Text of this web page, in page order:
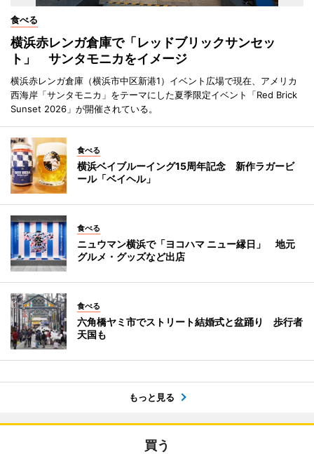
食べる
横浜赤レンガ倉庫で「レッドブリックサンセッ
ト」 サンタモニカをイメージ
横浜赤レンガ倉庫（横浜市中区新港1）イベント広場で現在、アメリカ
西海岸「サンタモニカ」をテーマにした夏季限定イベント「Red Brick
Sunset 2026」が開催されている。
食べる
横浜ベイブルーイング15周年記念 新作ラガービ
ール「ベイヘル」
食べる
ニュウマン横浜で「ヨコハマ ニュー縁日」 地元
グルメ・グッズなど出店
食べる
六角橋ヤミ市でストリート結婚式と盆踊り 歩行者
天国も
もっと見る
買う